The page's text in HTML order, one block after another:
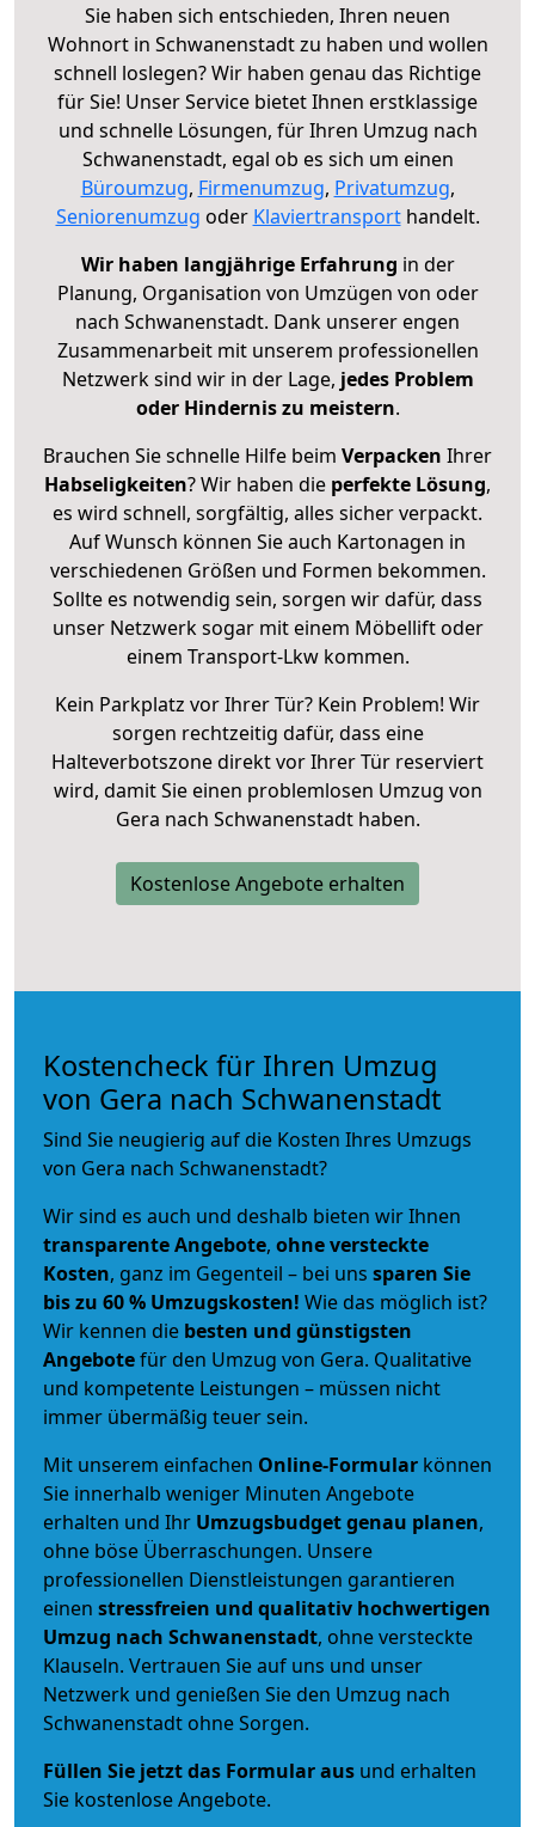
Sie haben sich entschieden, Ihren neuen
Wohnort in Schwanenstadt zu haben und wollen
schnell loslegen? Wir haben genau das Richtige
für Sie! Unser Service bietet Ihnen erstklassige
und schnelle Lösungen, für Ihren Umzug nach
Schwanenstadt, egal ob es sich um einen
Büroumzug, Firmenumzug, Privatumzug,
Seniorenumzug oder Klaviertransporthandelt.
Wir haben langjährige Erfahrung in der
Planung, Organisation von Umzügen von oder
nach Schwanenstadt. Dank unserer engen
Zusammenarbeit mit unserem professionellen
Netzwerk sind wir in der Lage, jedes Problem
oder Hindernis zu meistern.
Brauchen Sie schnelle Hilfe beim Verpacken Ihrer
Habseligkeiten? Wir haben die perfekte Lösung,
es wird schnell, sorgfältig, alles sicher verpackt.
Auf Wunsch können Sie auch Kartonagen in
verschiedenen Größen und Formen bekommen.
Sollte es notwendig sein, sorgen wir dafür, dass
unser Netzwerk sogar mit einem Möbellift oder
einem Transport-Lkw kommen.
Kein Parkplatz vor Ihrer Tür? Kein Problem! Wir
sorgen rechtzeitig dafür, dass eine
Halteverbotszone direkt vor Ihrer Tür reserviert
wird, damit Sie einen problemlosen Umzug von
Gera nach Schwanenstadt haben.
Kostenlose Angebote erhalten
Kostencheck für Ihren Umzug
von Gera nach Schwanenstadt
Sind Sie neugierig auf die Kosten Ihres Umzugs
von Gera nach Schwanenstadt?
Wir sind es auch und deshalb bieten wir Ihnen
transparente Angebote, ohne versteckte
Kosten, ganz im Gegenteil – bei uns sparen Sie
bis zu 60 % Umzugskosten! Wie das möglich ist?
Wir kennen die besten und günstigsten
Angebotefür den Umzug von Gera. Qualitative
und kompetente Leistungen – müssen nicht
immer übermäßig teuer sein.
Mit unserem einfachen Online-Formular können
Sie innerhalb weniger Minuten Angebote
erhalten und Ihr Umzugsbudgetgenau planen,
ohne böse Überraschungen. Unsere
professionellen Dienstleistungen garantieren
einen stressfreien und qualitativ hochwertigen
Umzug nach Schwanenstadt, ohne versteckte
Klauseln. Vertrauen Sie auf uns und unser
Netzwerk und genießen Sie den Umzug nach
Schwanenstadt ohne Sorgen.
Füllen Sie jetzt das Formular aus und erhalten
Sie kostenlose Angebote.